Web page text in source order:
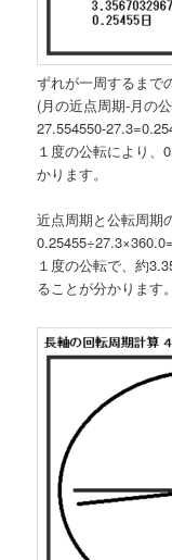
ずれが一周するまで
(月の近点周期-月の
27.554550-
１度の公転により、
かります。
近点周期と公転周期
１度の公転で、約
ることが分かります。